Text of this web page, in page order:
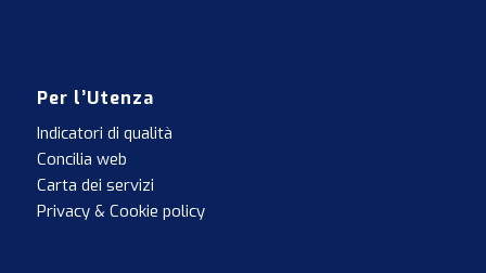
Per l’Utenza
Indicatori di qualità
Concilia web
Carta dei servizi
Privacy & Cookie policy